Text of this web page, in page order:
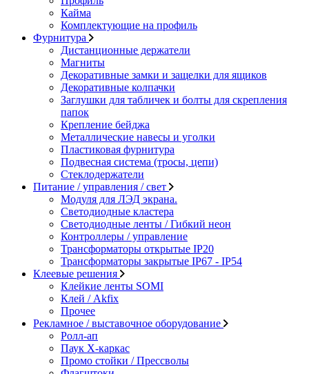
Кайма
Комплектующие на профиль
Фурнитура
Дистанционные держатели
Магниты
Декоративные замки и защелки для ящиков
Декоративные колпачки
Заглушки для табличек и болты для скрепления
папок
Крепление бейджа
Металлические навесы и уголки
Пластиковая фурнитура
Подвесная система (тросы, цепи)
Стеклодержатели
Питание / управления / свет
Модуля для ЛЭД экрана.
Светодиодные кластера
Светодиодные ленты / Гибкий неон
Контроллеры / управление
Трансформаторы открытые IP20
Трансформаторы закрытые IP67 - IP54
Клеевые решения
Клейкие ленты SOMI
Клей / Akfix
Прочее
Рекламное / выставочное оборудование
Ролл-ап
Паук X-каркас
Промо стойки / Прессволы